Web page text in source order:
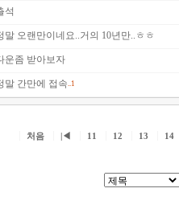
석
말 오랜만이네요..거의 10년만..ㅎㅎ
운좀 받아보자
말 간만에 접속..1
처음 |◀ 11 12 13 14